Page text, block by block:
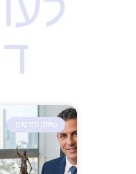
שיווק ופרסום